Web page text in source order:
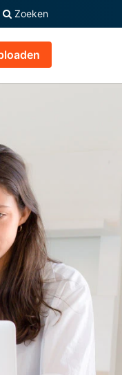
Zoeken